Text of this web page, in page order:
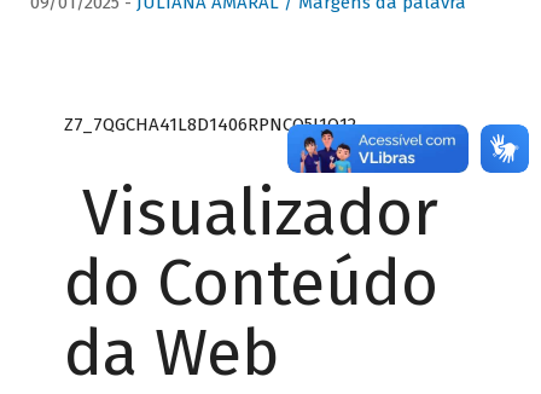
Z7_7QGCHA41L8D1406RPNCQ5J1O12
Visualizador
do Conteúdo
da Web